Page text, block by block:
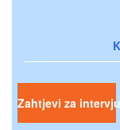
Zahtjevi za